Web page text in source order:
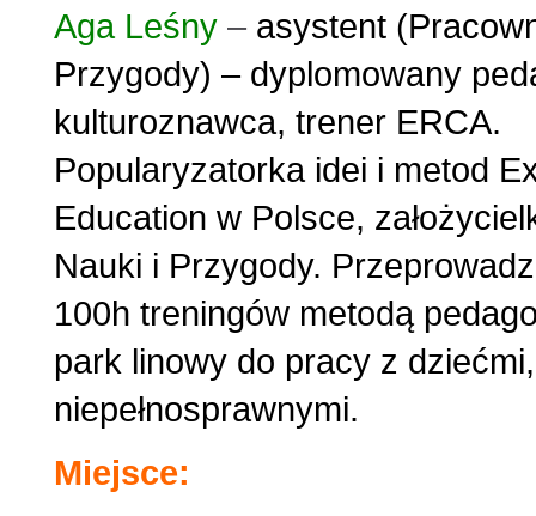
Aga Leśny– asystent
Przygody) – dyplomowany
kulturoznawca, trener ERCA.
Popularyzatorka idei i metod
Education w Polsce,
Nauki i Przygody.
100h treningów metodą
park linowy do pracy z
niepełnosprawnymi.
Miejsce: